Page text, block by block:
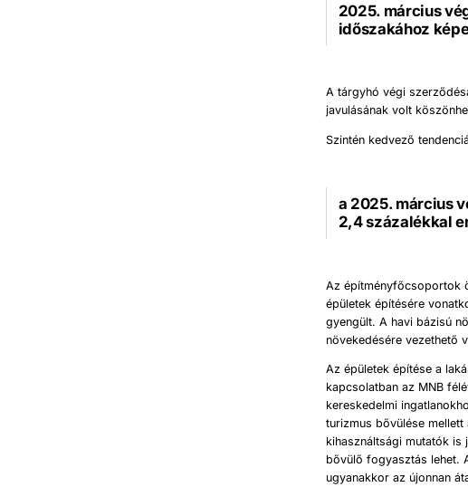
2025. március
időszakához
A tárgyhó végi
javulásának volt
Szintén kedvező
a 2025. március
2,4 százalékkal
Az építményfőcsoportok
épületek építésére
gyengült. A havi bázisú
növekedésére vezethető
Az épületek építése a
kapcsolatban az MNB
kereskedelmi
turizmus bővülése
kihasználtsági mutatók
bővülő fogyasztás lehet.
ugyanakkor az újonnan